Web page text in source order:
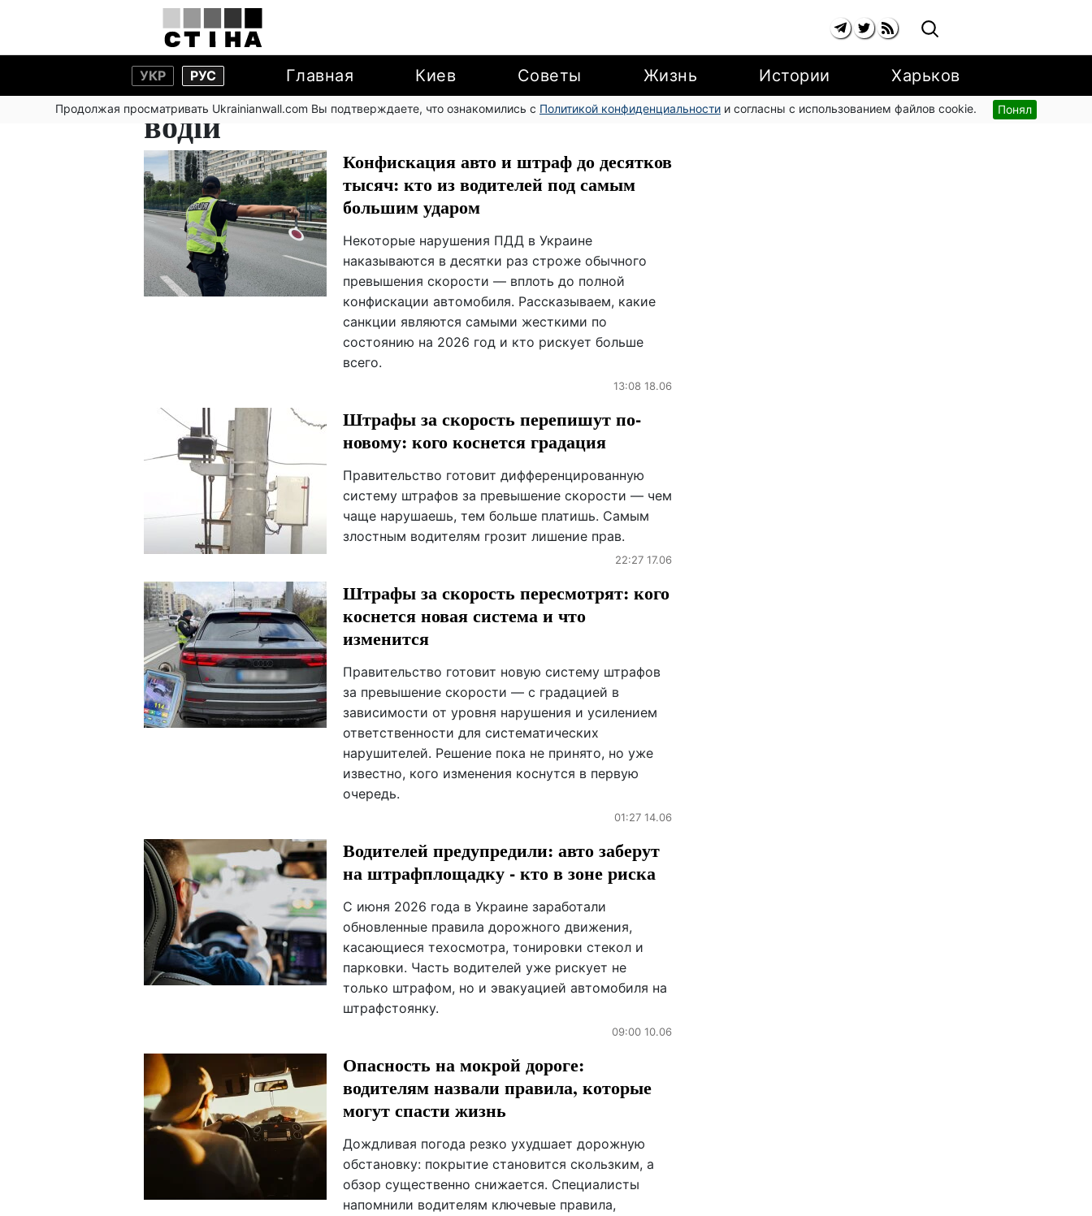
УКР РУС Главная Киев Советы Жизнь Истории Харьков
Продолжая просматривать Ukrainianwall.com Вы подтверждаете, что ознакомились с Политикой конфиденциальности и согласны с использованием файлов cookie. Понял
водій
Конфискация авто и штраф до десятков
тысяч: кто из водителей под самым
большим ударом
Некоторые нарушения ПДД в Украине
наказываются в десятки раз строже обычного
превышения скорости — вплоть до полной
конфискации автомобиля. Рассказываем, какие
санкции являются самыми жесткими по
состоянию на 2026 год и кто рискует больше
всего.
13:08 18.06
Штрафы за скорость перепишут по-
новому: кого коснется градация
Правительство готовит дифференцированную
систему штрафов за превышение скорости — чем
чаще нарушаешь, тем больше платишь. Самым
злостным водителям грозит лишение прав.
22:27 17.06
Штрафы за скорость пересмотрят: кого
коснется новая система и что
изменится
Правительство готовит новую систему штрафов
за превышение скорости — с градацией в
зависимости от уровня нарушения и усилением
ответственности для систематических
нарушителей. Решение пока не принято, но уже
известно, кого изменения коснутся в первую
очередь.
01:27 14.06
Водителей предупредили: авто заберут
на штрафплощадку - кто в зоне риска
С июня 2026 года в Украине заработали
обновленные правила дорожного движения,
касающиеся техосмотра, тонировки стекол и
парковки. Часть водителей уже рискует не
только штрафом, но и эвакуацией автомобиля на
штрафстоянку.
09:00 10.06
Опасность на мокрой дороге:
водителям назвали правила, которые
могут спасти жизнь
Дождливая погода резко ухудшает дорожную
обстановку: покрытие становится скользким, а
обзор существенно снижается. Специалисты
напомнили водителям ключевые правила,